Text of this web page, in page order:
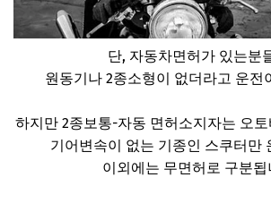
단, 자동차면허가 있는분
원동기나 2종소형이 없더라고 운전
하지만 2종보통-자동 면허소지자는 오
기어변속이 없는 기종인 스쿠터만
이외에는 무면허로 구분됩